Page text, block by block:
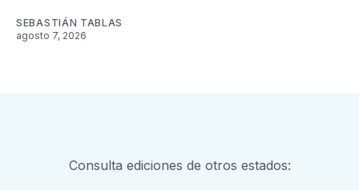
SEBASTIÁN TABLAS
agosto 7, 2026
Consulta ediciones de otros estados: